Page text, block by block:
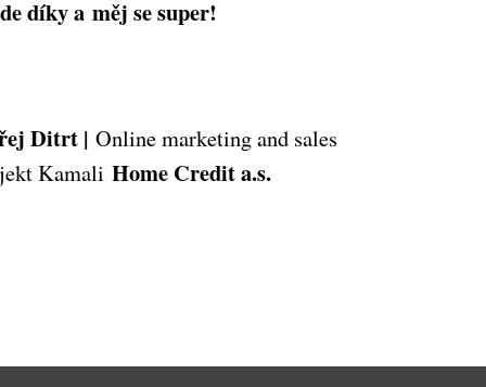
díky a měj se super!
Ditrt |Online marketing and sales
KamaliHome Credit a.s.